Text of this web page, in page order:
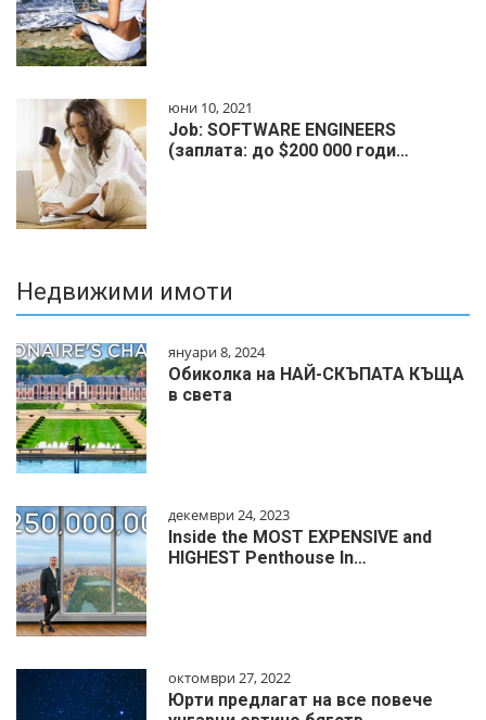
юни 10, 2021
Job: SOFTWARE ENGINEERS
(заплата: до $200 000 годи…
Недвижими имоти
януари 8, 2024
Обиколка на НАЙ-СКЪПАТА КЪЩА
в света
декември 24, 2023
Inside the MOST EXPENSIVE and
HIGHEST Penthouse In…
октомври 27, 2022
Юрти предлагат на все повече